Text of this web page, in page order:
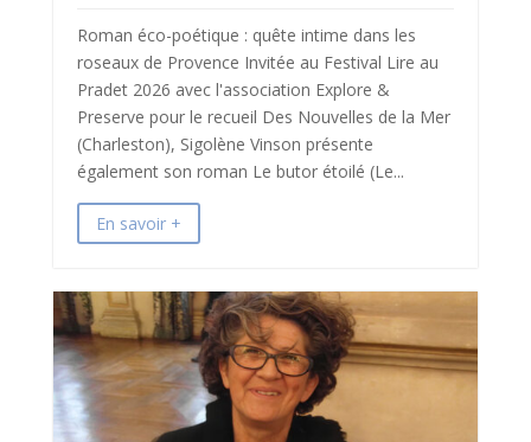
Roman éco-poétique : quête intime dans les
roseaux de Provence Invitée au Festival Lire au
Pradet 2026 avec l'association Explore &
Preserve pour le recueil Des Nouvelles de la Mer
(Charleston), Sigolène Vinson présente
également son roman Le butor étoilé (Le...
En savoir +